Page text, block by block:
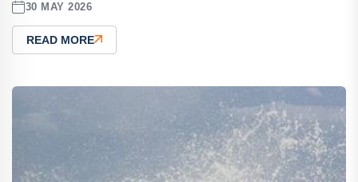
30 MAY 2026
READ MORE